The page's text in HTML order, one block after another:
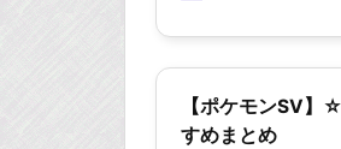
【ポケモンSV】
すめまとめ